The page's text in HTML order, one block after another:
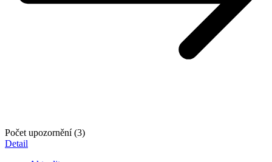
Počet upozornění (3)
Detail